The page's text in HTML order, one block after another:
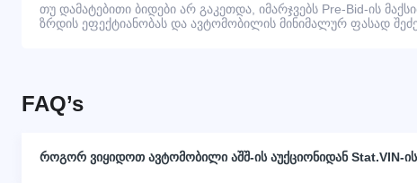
თუ დამატებითი ბიდები არ გაკეთდა, იმარჯვებს Pre-Bid-ის
ზრდის ეფექტიანობას და ავტომობილის მინიმალურ ფასად
FAQ’s
როგორ ვიყიდოთ ავტომობილი აშშ-ის აუქციონიდან Stat.VIN-